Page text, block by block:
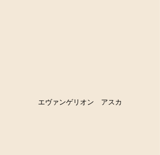
エヴァンゲリオン　アスカ